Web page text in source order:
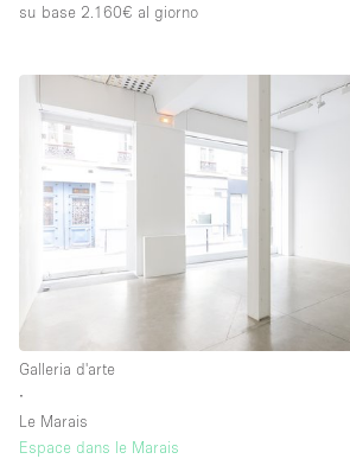
su base 2.160€ al giorno
Galleria d'arte
∙
Le Marais
Espace dans le Marais